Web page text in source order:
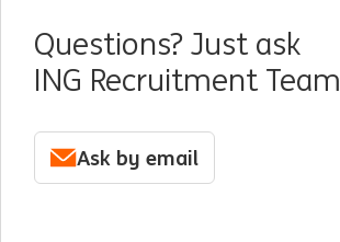
Questions? Just ask
ING Recruitment Team
Ask by email